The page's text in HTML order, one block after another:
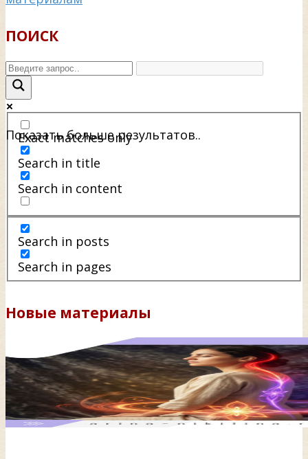
ПОИСК
Показать больше результатов..
Exact matches only
Search in title
Search in content
Search in posts
Search in pages
Новые материалы